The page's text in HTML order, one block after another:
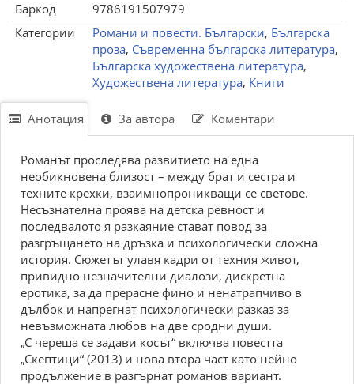
Баркод
9786191507979
Категории
Романи и повести. Български, Българска
проза, Съвременна българска литература,
Българска художествена литература,
Художествена литература, Книги
Анотация За автора Коментари
Романът проследява развитието на една
необикновена близост – между брат и сестра и
техните крехки, взаимнопроникващи се светове.
Несъзнателна проява на детска ревност и
последвалото я разкаяние стават повод за
разгръщането на дръзка и психологически сложна
история. Сюжетът улавя кадри от техния живот,
привидно незначителни диалози, дискретна
еротика, за да прерасне фино и ненатрапчиво в
дълбок и напрегнат психологически разказ за
невъзможната любов на две сродни души.
„С череша се задави косът“ включва повестта
„Скептици“ (2013) и нова втора част като нейно
продължение в разгърнат романов вариант.